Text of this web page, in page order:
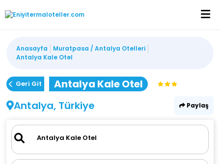
Anasayfa
Muratpasa / Antalya Otelleri
Antalya Kale Otel
Geri Git
Antalya Kale Otel
Antalya, Türkiye
Paylaş